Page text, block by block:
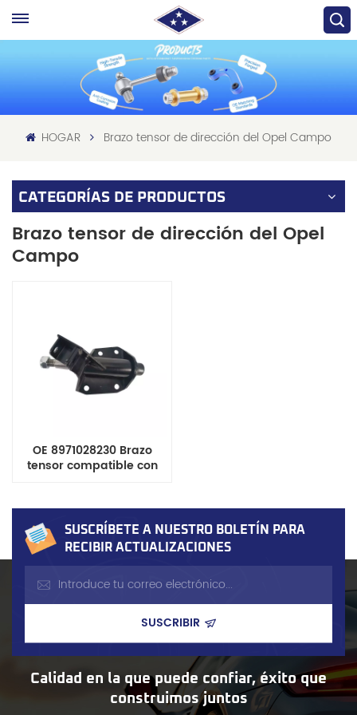
HOGAR Brazo tensor de dirección del Opel Campo
CATEGORÍAS DE PRODUCTOS
Brazo tensor de dirección del Opel
Campo
OE 8971028230 Brazo
tensor compatible con
SUSCRÍBETE A NUESTRO BOLETÍN PARA
RECIBIR ACTUALIZACIONES
Calidad en la que puede confiar, éxito que
construimos juntos